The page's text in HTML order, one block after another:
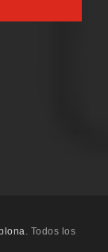
. Todos los